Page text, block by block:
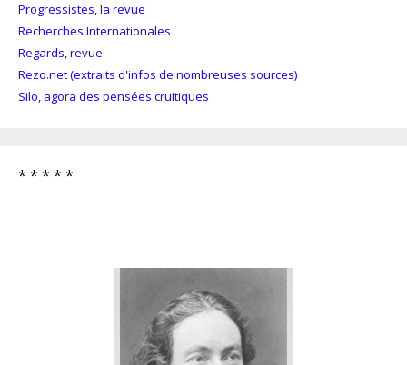
Progressistes, la revue
Recherches Internationales
Regards, revue
Rezo.net (extraits d'infos de nombreuses sources)
Silo, agora des pensées cruitiques
* * * * *